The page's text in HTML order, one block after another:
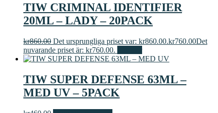
TIW CRIMINAL IDENTIFIER
20ML – LADY – 20PACK
kr860.00 Det ursprungliga priset var: kr860.00.kr760.00Det
nuvarande priset är: kr760.00.
TIW SUPER DEFENSE 63ML –
MED UV – 5PACK